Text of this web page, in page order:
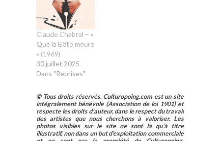
Claude Chabrol – «
Que la Bête meure
» (1969)
30 juillet 2025
Dans "Reprises"
© Tous droits réservés. Culturopoing.com est un site
intégralement bénévole (Association de loi 1901) et
respecte les droits d’auteur, dans le respect du travail
des artistes que nous cherchons à valoriser. Les
photos visibles sur le site ne sont là qu’à titre
illustratif, non dans un but d’exploitation commerciale